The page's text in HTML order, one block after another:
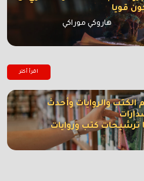
قويا
هاروكي موراكي
اقرأ أكتر
والروايات وأحدث
ترشيحات كتب وروايات